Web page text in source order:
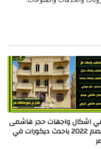
اشكال واجهات حجر هاشمى
هيصم 2022 باحدث ديكورات في